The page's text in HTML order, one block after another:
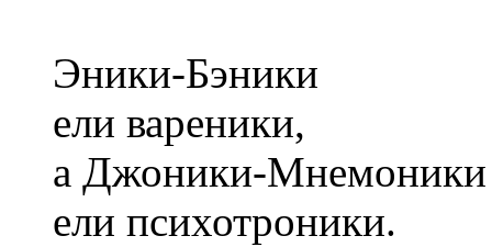
Эники-Бэники
ели вареники,
а Джоники-Мнемоники
ели психотроники.